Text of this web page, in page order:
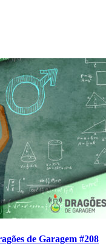
de Garagem #208